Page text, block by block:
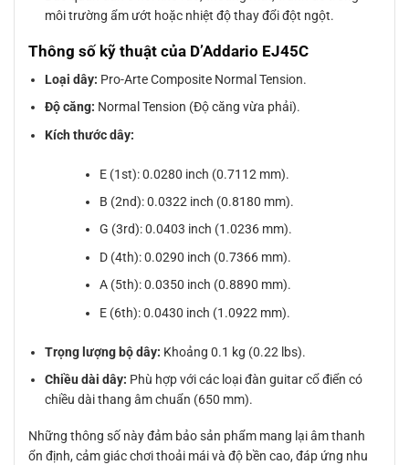
môi trường ẩm ướt hoặc nhiệt độ thay đổi đột ngột.
Thông số kỹ thuật của D’Addario EJ45C
Loại dây: Pro-Arte Composite Normal Tension.
Độ căng: Normal Tension (Độ căng vừa phải).
Kích thước dây:
E (1st): 0.0280 inch (0.7112 mm).
B (2nd): 0.0322 inch (0.8180 mm).
G (3rd): 0.0403 inch (1.0236 mm).
D (4th): 0.0290 inch (0.7366 mm).
A (5th): 0.0350 inch (0.8890 mm).
E (6th): 0.0430 inch (1.0922 mm).
Trọng lượng bộ dây: Khoảng 0.1 kg (0.22 lbs).
Chiều dài dây: Phù hợp với các loại đàn guitar cổ điển có
chiều dài thang âm chuẩn (650 mm).
Những thông số này đảm bảo sản phẩm mang lại âm thanh
ổn định, cảm giác chơi thoải mái và độ bền cao, đáp ứng nhu